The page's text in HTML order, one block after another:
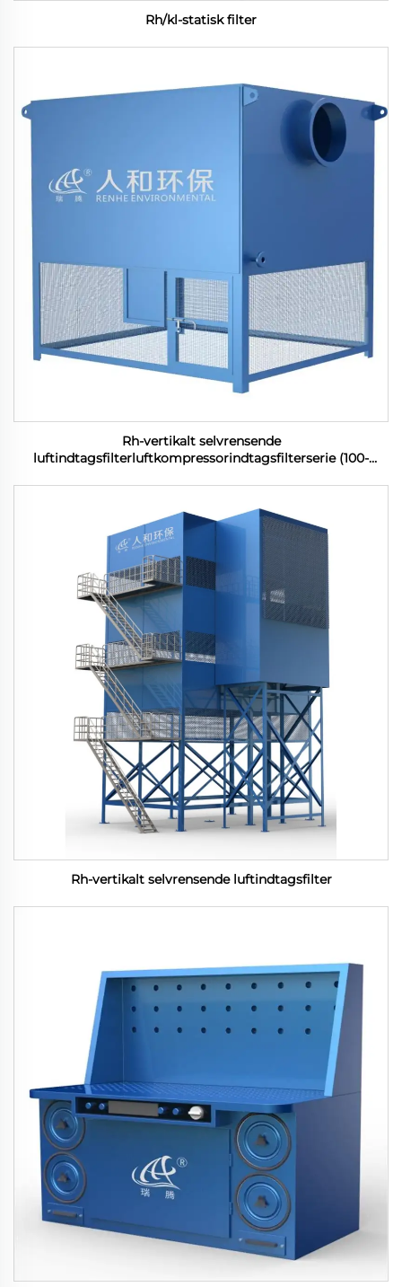
Rh/kl-statisk filter
Rh-vertikalt selvrensende
luftindtagsfilterluftkompressorindtagsfilterserie (100-
Rh-vertikalt selvrensende luftindtagsfilter